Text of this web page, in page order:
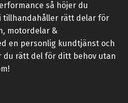
så höjer du
tillhandahåller rätt delar för
motordelar &
en personlig kundtjänst och
rätt del för ditt behov utan